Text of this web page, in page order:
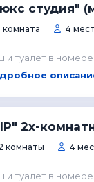
студия"
комната 4
и туалет в номере
2х-
комнаты 4
и туалет в номере